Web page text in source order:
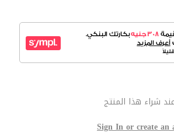
شراء هذا المنتج
Sign In or create an